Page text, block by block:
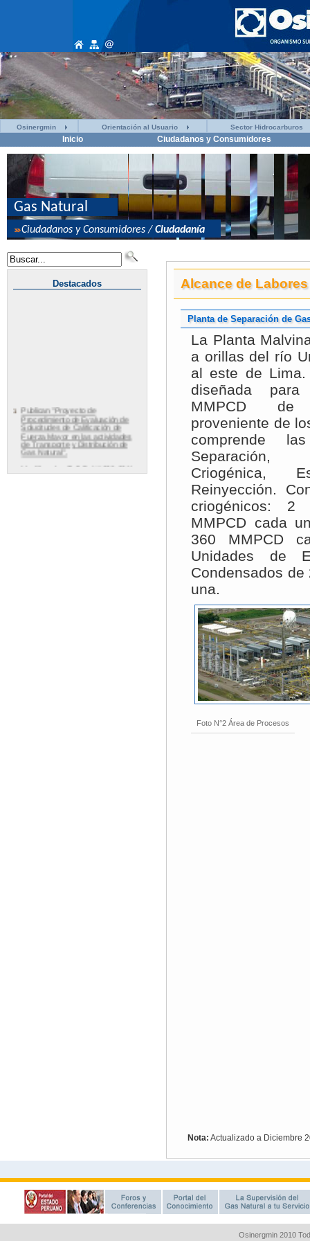
Osinergmin Orientación al Usuario Sector Hidrocarburos
Inicio Ciudadanos y Consumidores
Osinergmin 2010